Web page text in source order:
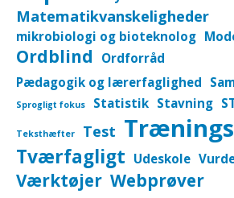
Matematikvanskeligheder
mikrobiologi og bioteknolog
Ordblind
Ordforråd
Pædagogik og lærerfaglighed
Sprogligt fokus Statistik Stavning
Teksthæfter Test
Tværfagligt Udeskole
Værktøjer Webprøver